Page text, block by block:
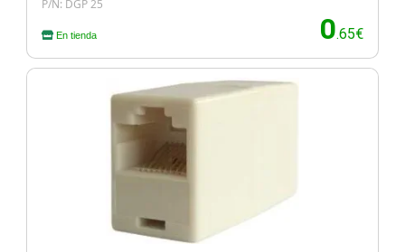
P/N: DGP 25
En tienda 0.65€